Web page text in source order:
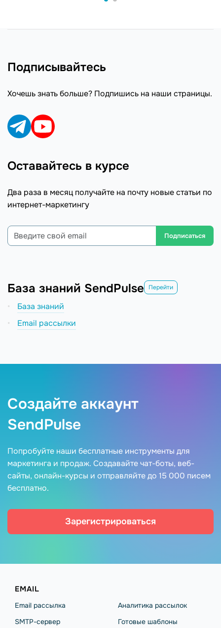
Подписывайтесь
Хочешь знать больше? Подпишись на наши страницы.
Оставайтесь в курсе
Два раза в месяц получайте на почту новые статьи по
интернет-маркетингу
Подписаться
База знаний SendPulse Перейти
База знаний
Email рассылки
Создайте аккаунт
SendPulse
Попробуйте наши бесплатные инструменты для
маркетинга и продаж. Создавайте чат-боты, веб-
сайты, онлайн-курсы и отправляйте до 15 000 писем
бесплатно.
Зарегистрироваться
EMAIL
Email рассылка
SMTP-сервер
Аналитика рассылок
Готовые шаблоны